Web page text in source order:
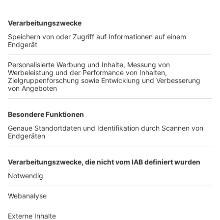
TOP-VEREINE
TOP-PARTNER
Nutzungsbedingungen Datenschutz Impressum